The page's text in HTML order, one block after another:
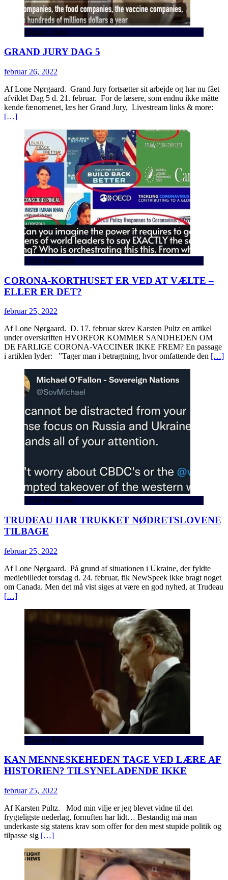
Ekstern video
GRAND JURY DAG 5
februar 26, 2022
Af Lone Nørgaard. Grand Jury fortsætter sit arbejde og har nu fået
afviklet Dag 5 d. 21. februar. For de læsere, som endnu ikke måtte
kende fænomenet, læs her Grand Jury, Livestream links & more:
[…]
Lone Nørgaard
CORONA-KORTHUSET ER VED AT VÆLTE –
ELLER ER DET?
februar 25, 2022
Af Lone Nørgaard. D. 17. februar skrev Karsten Pultz en artikel
under overskriften HVORFOR KOMMER SANDHEDEN OM
DE FARLIGE CORONA-VACCINER IKKE FREM? En passage
i artiklen lyder: ”Tager man i betragtning, hvor omfattende den […]
Lone Nørgaard
TRUDEAU HAR TRUKKET NØDRETSLOVENE
TILBAGE
februar 25, 2022
Af Lone Nørgaard. På grund af situationen i Ukraine, der fyldte
mediebilledet torsdag d. 24. februar, fik NewSpeek ikke bragt noget
om Canada. Men det må vist siges at være en god nyhed, at Trudeau
[…]
Karsten Pultz
KAN MENNESKEHEDEN TAGE VED LÆRE AF
HISTORIEN? TILSYNELADENDE IKKE
februar 25, 2022
Af Karsten Pultz. Mod min vilje er jeg blevet vidne til det
frygteligste nederlag, fornuften har lidt… Bestandig må man
underkaste sig statens krav som offer for den mest stupide politik og
tilpasse sig […]